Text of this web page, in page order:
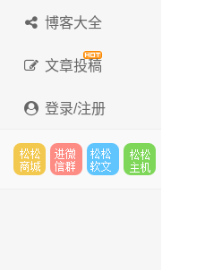
博客大全
文章投稿
登录/注册